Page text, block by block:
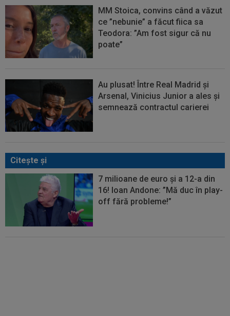
MM Stoica, convins când a văzut
ce ”nebunie” a făcut fiica sa
Teodora: ”Am fost sigur că nu
poate”
Au plusat! Între Real Madrid și
Arsenal, Vinicius Junior a ales și
semnează contractul carierei
Citeşte şi
7 milioane de euro și a 12-a din
16! Ioan Andone: ”Mă duc în play-
off fără probleme!”